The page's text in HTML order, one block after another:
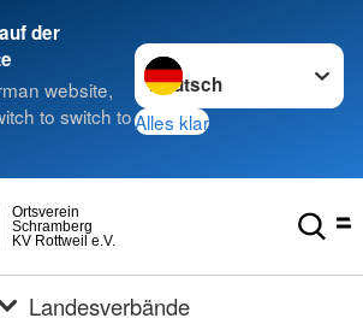
der
website,
to switch to
Sprache wechseln zu
Alles klar
KV Rottweil e.V.
Schramberg
Ortsverein
Landesverbände